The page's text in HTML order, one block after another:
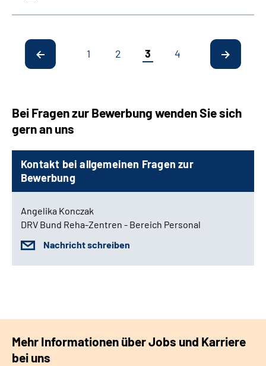
1 2 3 4
Bei Fragen zur Bewerbung wenden Sie sich
gern an uns
Kontakt bei allgemeinen Fragen zur
Bewerbung
Angelika Konczak
DRV Bund Reha-Zentren - Bereich Personal
Nachricht schreiben
Mehr Informationen über Jobs und Karriere
bei uns